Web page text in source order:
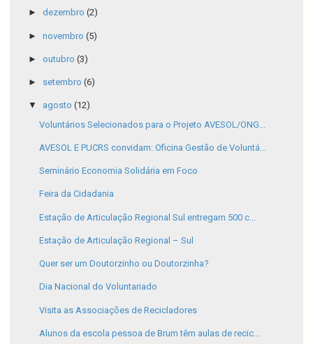
► dezembro (2)
► novembro (5)
► outubro (3)
► setembro (6)
▼ agosto (12)
Voluntários Selecionados para o Projeto AVESOL/ONG...
AVESOL E PUCRS convidam: Oficina Gestão de Voluntá...
Seminário Economia Solidária em Foco
Feira da Cidadania
Estação de Articulação Regional Sul entregam 500 c...
Estação de Articulação Regional – Sul
Quer ser um Doutorzinho ou Doutorzinha?
Dia Nacional do Voluntariado
Visita as Associações de Recicladores
Alunos da escola pessoa de Brum têm aulas de recic...